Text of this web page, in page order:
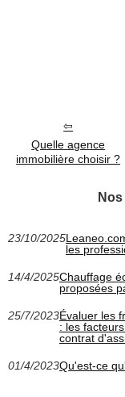
Quelle agence
immobilière choisir ?
23/10/2025
les
14/4/2025Chauffage
proposées
25/7/2023Évaluer les
: les
contrat
01/4/2023Qu'est-ce